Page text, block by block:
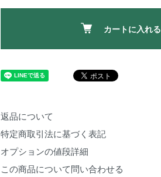
カートに入れる
返品について
特定商取引法に基づく表記
オプションの値段詳細
この商品について問い合わせる